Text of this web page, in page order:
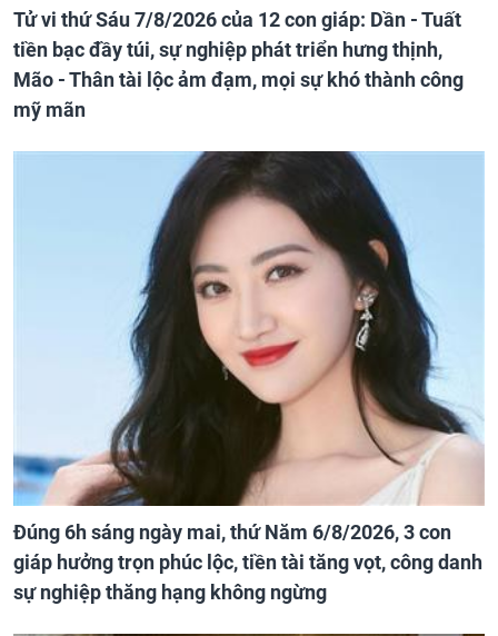
Tử vi thứ Sáu 7/8/2026 của 12 con giáp: Dần - Tuất
tiền bạc đầy túi, sự nghiệp phát triển hưng thịnh,
Mão - Thân tài lộc ảm đạm, mọi sự khó thành công
mỹ mãn
Đúng 6h sáng ngày mai, thứ Năm 6/8/2026, 3 con
giáp hưởng trọn phúc lộc, tiền tài tăng vọt, công danh
sự nghiệp thăng hạng không ngừng